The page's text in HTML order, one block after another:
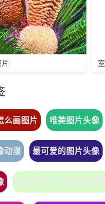
么画图片 唯美图片头像
动漫 最可爱的图片头像
美女图片大全唯美伤感